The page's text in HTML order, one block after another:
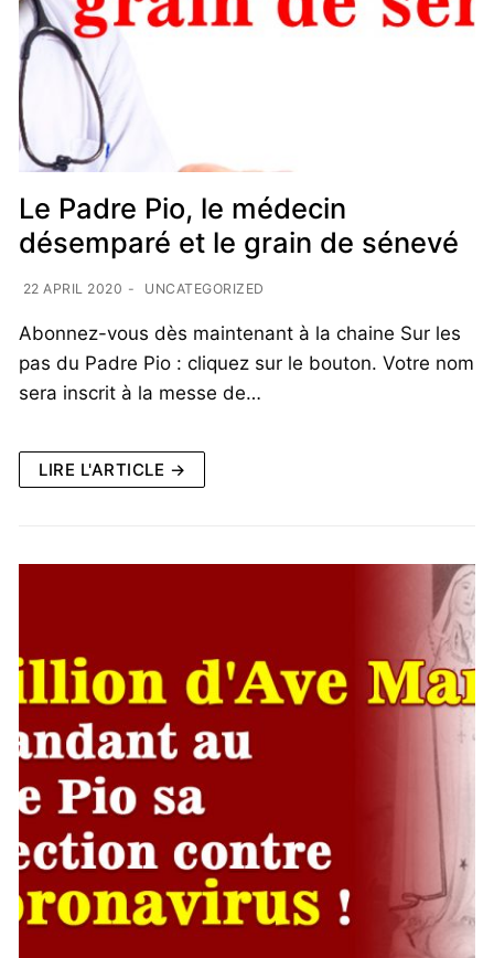
Le Padre Pio, le médecin
désemparé et le grain de sénevé
22 APRIL 2020 - UNCATEGORIZED
Abonnez-vous dès maintenant à la chaine Sur les
pas du Padre Pio : cliquez sur le bouton. Votre nom
sera inscrit à la messe de…
LIRE L'ARTICLE →